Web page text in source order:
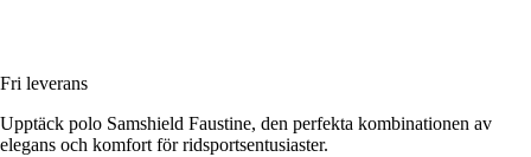
Fri leverans
Upptäck polo Samshield Faustine, den perfekta kombinationen av
elegans och komfort för ridsportsentusiaster.